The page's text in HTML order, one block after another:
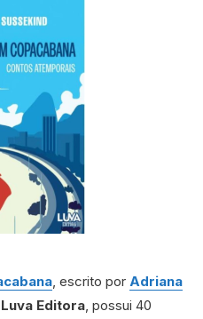
, escrito por Adriana
Luva Editora , possui 40